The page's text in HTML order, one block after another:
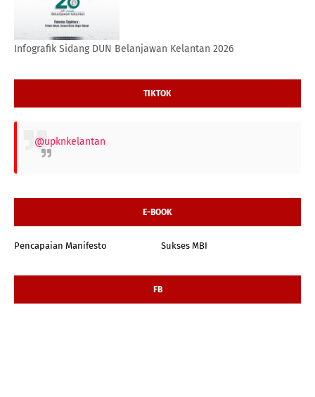
Infografik Sidang DUN Belanjawan Kelantan 2026
TIKTOK
@upknkelantan
E-BOOK
Pencapaian Manifesto Sukses MBI
FB